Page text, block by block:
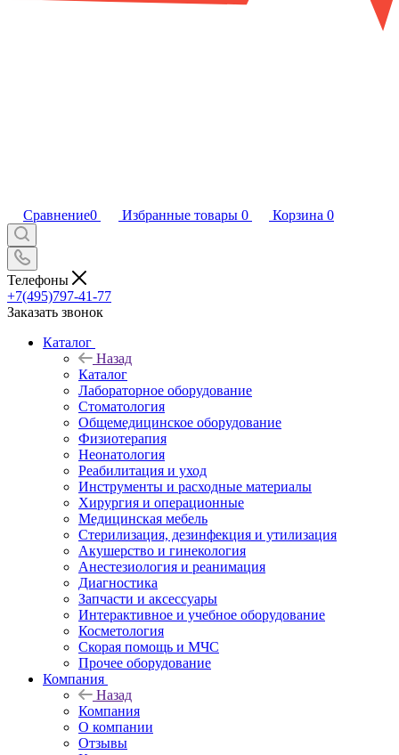
Сравнение0 Избранные товары 0 Корзина 0
Телефоны
+7(495)797-41-77
Заказать звонок
Каталог
Назад
Каталог
Лабораторное оборудование
Стоматология
Общемедицинское оборудование
Физиотерапия
Неонатология
Реабилитация и уход
Инструменты и расходные материалы
Хирургия и операционные
Медицинская мебель
Стерилизация, дезинфекция и утилизация
Акушерство и гинекология
Анестезиология и реанимация
Диагностика
Запчасти и аксессуары
Интерактивное и учебное оборудование
Косметология
Скорая помощь и МЧС
Прочее оборудование
Компания
Назад
Компания
О компании
Отзывы